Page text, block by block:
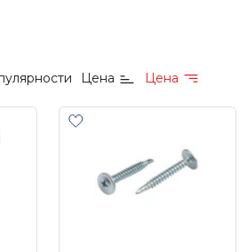
Цена Цена